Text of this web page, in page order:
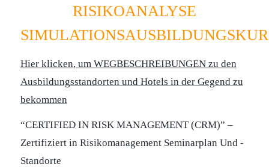
RISIKOANALYSE
Hier klicken, um WEGBESCHREIBUNGEN zu den
Ausbildungsstandorten und Hotels in der Gegend zu
bekommen
“CERTIFIED IN RISK MANAGEMENT (CRM)” –
Zertifiziert in Risikomanagement Seminarplan Und -
Standorte